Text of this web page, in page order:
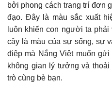
bởi phong cách trang trí đơn
đạo. Đây là màu sắc xuất
luôn khiến con người ta
cây là màu của sự sống, sự
điệp mà Nắng Việt muốn
không gian lý tưởng và
trò cùng bè bạn.